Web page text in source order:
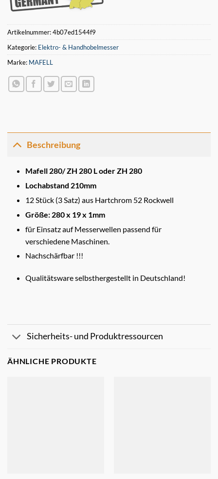
Artikelnummer:4b07ed1544f9
Kategorie: Elektro- & Handhobelmesser
Marke: MAFELL
Beschreibung
Mafell 280/ ZH 280 L oder ZH 280
Lochabstand 210mm
12 Stück (3 Satz) aus Hartchrom 52 Rockwell
Größe: 280 x 19 x 1mm
für Einsatz auf Messerwellen passend für
verschiedene Maschinen.
Nachschärfbar !!!
Qualitätsware selbsthergestellt in Deutschland!
Sicherheits- und Produktressourcen
ÄHNLICHE PRODUKTE